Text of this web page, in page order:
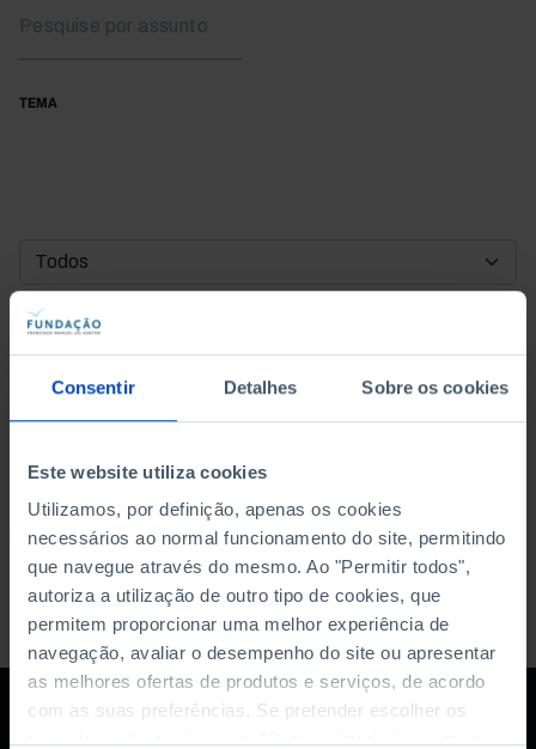
Consentir Detalhes Sobre os cookies
Este website utiliza cookies
Utilizamos, por definição, apenas os cookies
necessários ao normal funcionamento do site, permitindo
que navegue através do mesmo. Ao "Permitir todos",
autoriza a utilização de outro tipo de cookies, que
permitem proporcionar uma melhor experiência de
navegação, avaliar o desempenho do site ou apresentar
as melhores ofertas de produtos e serviços, de acordo
com as suas preferências. Se pretender escolher os
TEMA
DATA DE INÍCIO
DATA DE FIM